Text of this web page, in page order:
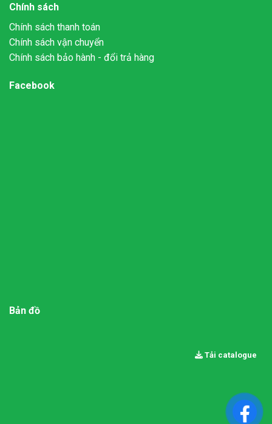
Tải catalogue
Chính sách
Chính sách thanh toán
Chính sách vận chuyển
Chính sách bảo hành - đổi trả hàng
Facebook
Bản đồ